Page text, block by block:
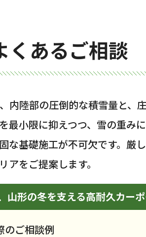
くあるご相談
内陸部の圧倒的な積雪量と、
最小限に抑えつつ、雪の重み
な基礎施工が不可欠です。厳
をご提案します。
形の冬を支える高耐久カー
のご相談例